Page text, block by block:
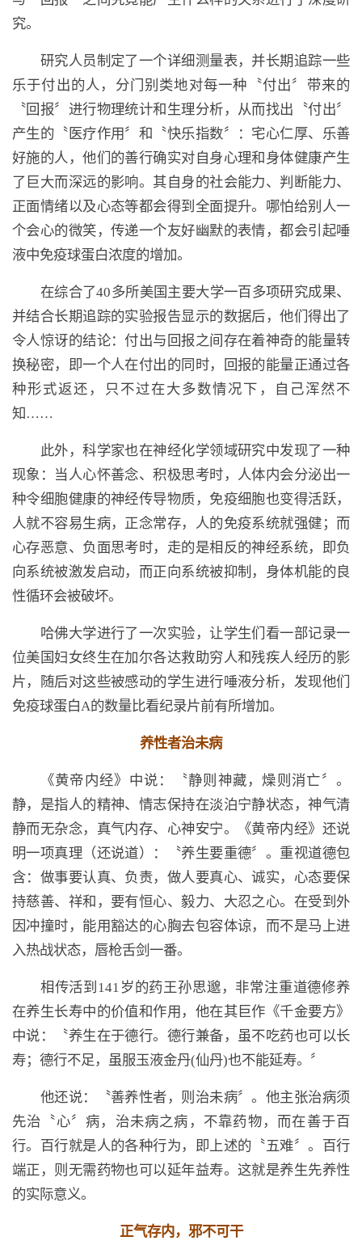
究。
研究人员制定了一个详细测量表，并长期追踪一些
乐于付出的人，分门别类地对每一种〝付出〞带来的
〝回报〞进行物理统计和生理分析，从而找出〝付出〞
产生的〝医疗作用〞和〝快乐指数〞：宅心仁厚、乐善
好施的人，他们的善行确实对自身心理和身体健康产生
了巨大而深远的影响。其自身的社会能力、判断能力、
正面情绪以及心态等都会得到全面提升。哪怕给别人一
个会心的微笑，传递一个友好幽默的表情，都会引起唾
液中免疫球蛋白浓度的增加。
在综合了40多所美国主要大学一百多项研究成果、
并结合长期追踪的实验报告显示的数据后，他们得出了
令人惊讶的结论：付出与回报之间存在着神奇的能量转
换秘密，即一个人在付出的同时，回报的能量正通过各
种形式返还，只不过在大多数情况下，自己浑然不
知……
此外，科学家也在神经化学领域研究中发现了一种
现象：当人心怀善念、积极思考时，人体内会分泌出一
种令细胞健康的神经传导物质，免疫细胞也变得活跃，
人就不容易生病，正念常存，人的免疫系统就强健；而
心存恶意、负面思考时，走的是相反的神经系统，即负
向系统被激发启动，而正向系统被抑制，身体机能的良
性循环会被破坏。
哈佛大学进行了一次实验，让学生们看一部记录一
位美国妇女终生在加尔各达救助穷人和残疾人经历的影
片，随后对这些被感动的学生进行唾液分析，发现他们
免疫球蛋白A的数量比看纪录片前有所增加。
养性者治未病
《黄帝内经》中说：〝静则神藏，燥则消亡〞。
静，是指人的精神、情志保持在淡泊宁静状态，神气清
静而无杂念，真气内存、心神安宁。《黄帝内经》还说
明一项真理（还说道）：〝养生要重德〞。重视道德包
含：做事要认真、负责，做人要真心、诚实，心态要保
持慈善、祥和，要有恒心、毅力、大忍之心。在受到外
因冲撞时，能用豁达的心胸去包容体谅，而不是马上进
入热战状态，唇枪舌剑一番。
相传活到141岁的药王孙思邈，非常注重道德修养
在养生长寿中的价值和作用，他在其巨作《千金要方》
中说：〝养生在于德行。德行兼备，虽不吃药也可以长
寿；德行不足，虽服玉液金丹(仙丹)也不能延寿。〞
他还说：〝善养性者，则治未病〞。他主张治病须
先治〝心〞病，治未病之病，不靠药物，而在善于百
行。百行就是人的各种行为，即上述的〝五难〞。百行
端正，则无需药物也可以延年益寿。这就是养生先养性
的实际意义。
正气存内，邪不可干